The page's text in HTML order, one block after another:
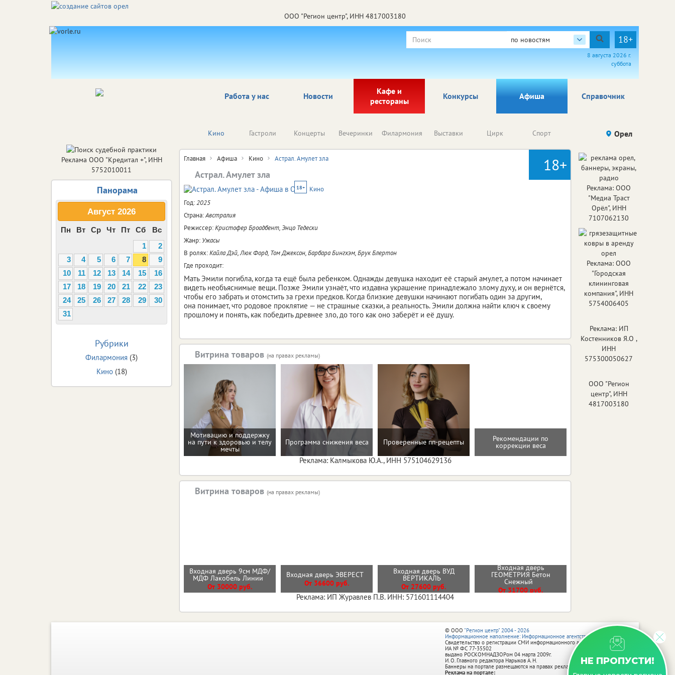
ООО "Регион центр", ИНН 4817003180
по новостям 18+
8 августа 2026 г.
суббота
Работа у нас Новости
Кафе и
рестораны
Афиша Справочник
Конкурсы
Кино Гастроли Концерты Вечеринки Филармония Выставки Цирк Спорт конкурсов
Орел
18+
Главная Афиша Кино Астрал. Амулет зла
Астрал. Амулет зла
18+
Кино
Год:2025
Страна:Австралия
Режиссер:Кристофер Броадбент, Энцо Тедески
Жанр: Ужасы
В ролях:Кайла Дэй, Люк Форд, Том Джексон, Барбара Бингхэм, Брук Блертон
Где проходит:
Мать Эмили погибла, когда та ещё была ребенком. Однажды девушка находит её старый амулет, а потом начинает
видеть необъяснимые вещи. Позже Эмили узнаёт, что издавна украшение принадлежало злому духу, и он вернётся,
чтобы его забрать и отомстить за грехи предков. Когда близкие девушки начинают погибать один за другим,
она понимает, что родовое проклятие — не страшные сказки, а реальность. Эмили должна найти ключ к своему
прошлому и понять, как победить древнее зло, до того как оно заберёт и её душу.
Витрина товаров (на правах рекламы)
Мотивацию и поддержку
на пути к здоровью и телу
мечты
Программа снижения веса Проверенные пп-рецепты Рекомендации по
коррекции веса
Реклама: Калмыкова Ю.А., ИНН 575104629136
Витрина товаров (на правах рекламы)
Входная дверь 9см МДФ/
МДФ Лакобель Линии
От 30000 руб.
Входная дверь ЭВЕРЕСТ
От 36600 руб.
Входная дверь ВУД
ВЕРТИКАЛЬ
От 27600 руб.
Входная дверь
ГЕОМЕТРИЯ Бетон
Снежный
От 31700 руб.
Реклама: ИП Журавлев П.В. ИНН: 571601114404
Реклама ООО "Кредитал +", ИНН
5752010011
Панорама
Август 2026
Пн Вт Ср Чт Пт Сб
Вс
1
2
3
4 5 6 7 8
9
10
11 12 13 14 15
16
17
18 19 20 21 22
23
24
25 26 27 28 29
30
31
Рубрики
Филармония (3)
Кино(18)
Реклама: ООО
"Медиа Траст
Орёл", ИНН
7107062130
Реклама: ООО
"Городская
клининговая
компания", ИНН
5754006405
Реклама: ИП
Костенников Я.О ,
ИНН
575300050627
ООО "Регион
центр", ИНН
4817003180
НЕ ПРОПУСТИ!
© ООО "Регион центр" 2004 - 2026
Информационное наполнение: Информационное агентство vRossii.ru
Свидетельство о регистрации СМИ информационного агентства vRossii.ru
ИА № ФС 77‑35502
выдано РОСКОМНАДЗОРом 04 марта 2009г.
И. О. Главного редактора Нарыков А. Н.
Баннеры на портале размещаются на правах рекламы.
Реклама на портале: